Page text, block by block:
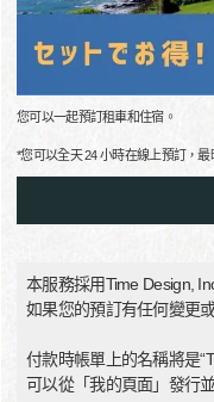
您可以一起預訂租車和住宿。
*您可以全天 24 小時在線上預訂，最
本服務採用Time Design,
如果您的預訂有任何變更
付款時帳單上的名稱將是
可以從「我的頁面」發行